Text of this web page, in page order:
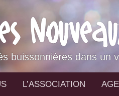
buissonnières dans un
L’ASSOCIATION